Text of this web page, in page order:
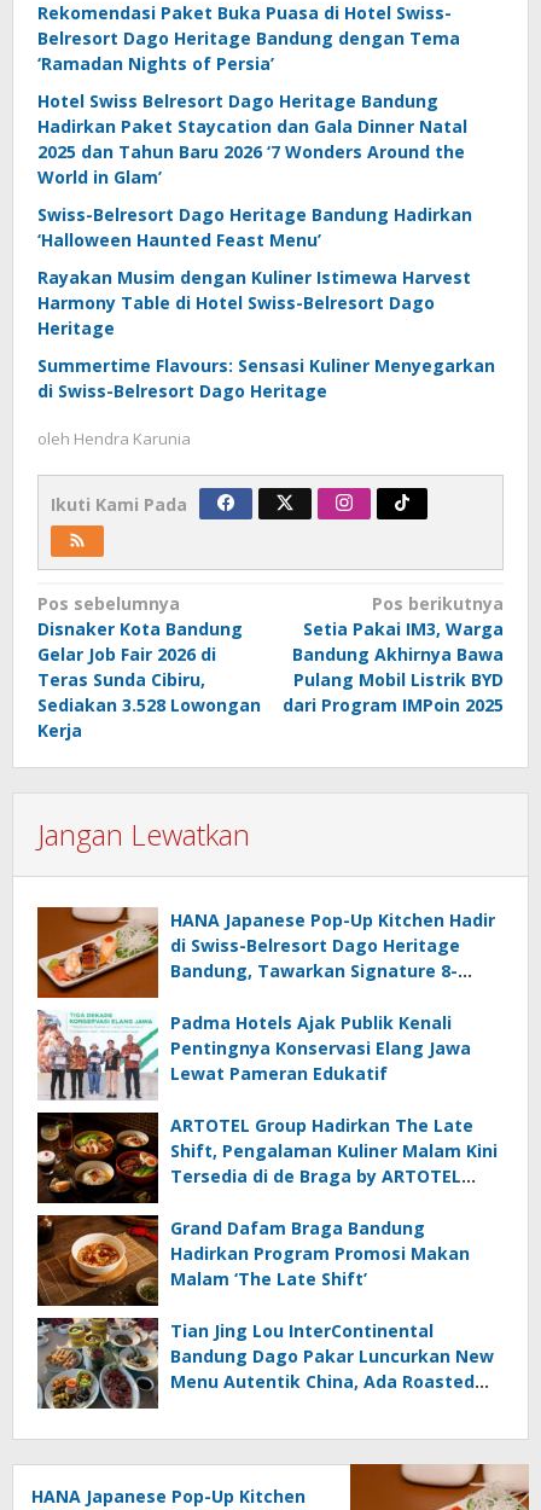
Rekomendasi Paket Buka Puasa di Hotel Swiss-
Belresort Dago Heritage Bandung dengan Tema
‘Ramadan Nights of Persia’
Hotel Swiss Belresort Dago Heritage Bandung
Hadirkan Paket Staycation dan Gala Dinner Natal
2025 dan Tahun Baru 2026 ‘7 Wonders Around the
World in Glam’
Swiss-Belresort Dago Heritage Bandung Hadirkan
‘Halloween Haunted Feast Menu’
Rayakan Musim dengan Kuliner Istimewa Harvest
Harmony Table di Hotel Swiss-Belresort Dago
Heritage
Summertime Flavours: Sensasi Kuliner Menyegarkan
di Swiss-Belresort Dago Heritage
oleh Hendra Karunia
Ikuti Kami Pada
Navigasi
pos
Pos sebelumnya
Disnaker Kota Bandung
Gelar Job Fair 2026 di
Teras Sunda Cibiru,
Sediakan 3.528 Lowongan
Kerja
Pos berikutnya
Setia Pakai IM3, Warga
Bandung Akhirnya Bawa
Pulang Mobil Listrik BYD
dari Program IMPoin 2025
Jangan Lewatkan
HANA Japanese Pop-Up Kitchen Hadir
di Swiss-Belresort Dago Heritage
Bandung, Tawarkan Signature 8-
Padma Hotels Ajak Publik Kenali
Pentingnya Konservasi Elang Jawa
Lewat Pameran Edukatif
ARTOTEL Group Hadirkan The Late
Shift, Pengalaman Kuliner Malam Kini
Tersedia di de Braga by ARTOTEL
Grand Dafam Braga Bandung
Hadirkan Program Promosi Makan
Malam ‘The Late Shift’
Tian Jing Lou InterContinental
Bandung Dago Pakar Luncurkan New
Menu Autentik China, Ada Roasted
HANA Japanese Pop-Up Kitchen